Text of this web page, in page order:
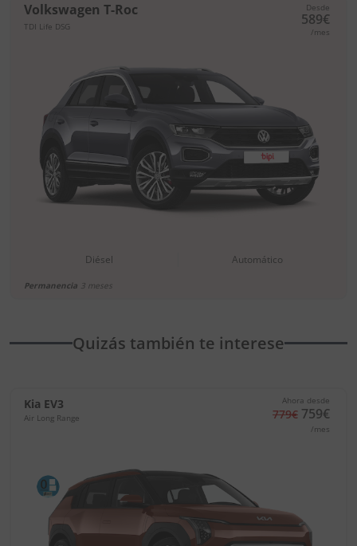
Volkswagen T-Roc
TDI Life DSG
Desde
589€
/mes
Diésel Automático
Permanencia 3 meses
Quizás también te interese
Kia EV3
Air Long Range
Ahora desde
779€ 759€
/mes